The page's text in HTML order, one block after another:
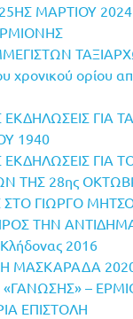
ΜΑΡΤΙΟΥ
χρονικού ορίου
ΕΚΔΗΛΩΣΕΙΣ ΓΙΑ
1940
ΕΚΔΗΛΩΣΕΙΣ ΓΙΑ
ΤΗΣ 28ης
ΣΤΟ ΓΙΩΡΓΟ
ΤΗΝ
2016
ΜΑΣΚΑΡΑΔΑ
«ΓΑΝΩΣΗΣ» –
ΕΠΙΣΤΟΛΗ